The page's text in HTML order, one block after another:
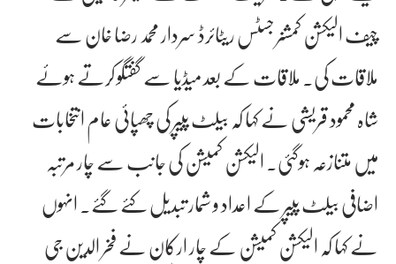
چیف الیکشن کمشنر جسٹس ریٹائرڈ سردار محمد رضا خان سے
ملاقات کی۔ ملاقات کے بعد میڈیا سے گفتگو کرتے ہوئے
شاہ محمود قریشی نے کہا کہ بیلٹ پیپر کی چھپائی عام انتخابات
میں متنازعہ ہوگئی۔ الیکشن کمیشن کی جانب سے چار مرتبہ
اضافی بیلٹ پیپر کے اعداد و شمار تبدیل کئے گئے۔ انہوں
نے کہا کہ الیکشن کمیشن کے چار ارکان نے فخر الدین جی